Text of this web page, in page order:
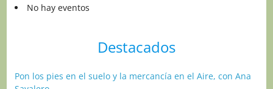
No hay eventos
Destacados
Pon los pies en el suelo y la mercancía en el Aire, con Ana